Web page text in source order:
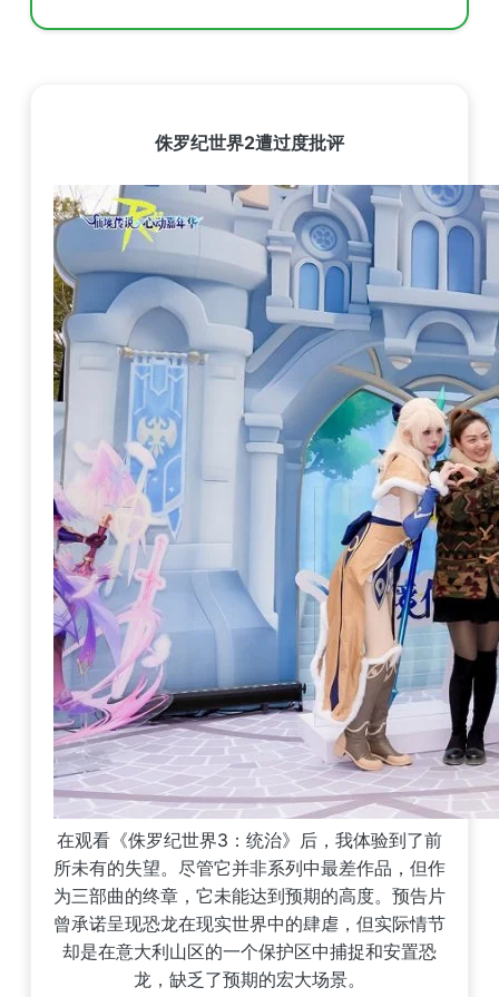
侏罗纪世界2遭过度批评
在观看《侏罗纪世界3：统治》后，我体验到了前
所未有的失望。尽管它并非系列中最差作品，但作
为三部曲的终章，它未能达到预期的高度。预告片
曾承诺呈现恐龙在现实世界中的肆虐，但实际情节
却是在意大利山区的一个保护区中捕捉和安置恐
龙，缺乏了预期的宏大场景。